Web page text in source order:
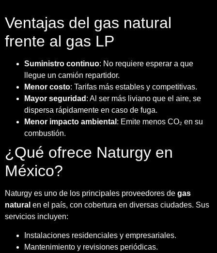
Ventajas del gas natural
frente al gas LP
Suministro continuo: No requiere esperar a que
llegue un camión repartidor.
Menor costo: Tarifas más estables y competitivas.
Mayor seguridad : Al ser más liviano que el aire, se
dispersa rápidamente en caso de fuga.
Menor impacto ambiental : Emite menos CO₂ en su
combustión.
¿Qué ofrece Naturgy en
México?
Naturgy es uno de los principales proveedores de gas
natural en el país, con cobertura en diversas ciudades. Sus
servicios incluyen:
Instalaciones residenciales y empresariales.
Mantenimiento y revisiones periódicas.